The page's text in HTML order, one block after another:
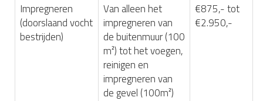
Impregneren
(doorslaand vocht
bestrijden)
Van alleen het
impregneren van
de buitenmuur (100
m²) tot het voegen,
reinigen en
impregneren van
de gevel (100m²)
€875,- tot
€2.950,-